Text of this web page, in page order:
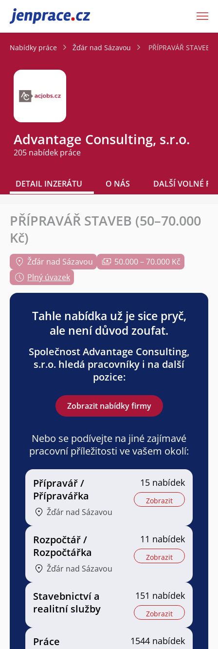
JenPráce.cz
Nabídky práce Žďár nad Sázavou PŘÍPRAVÁŘ STAVEB
Advantage Consulting, s.r.o.
205 nabídek práce
DETAIL INZERÁTU O NÁS DALŠÍ VOLNÉ
PŘÍPRAVÁŘ STAVEB (50–70.000
Kč)
Žďár nad Sázavou
50.000 – 70.000 Kč
Plný úvazek
Tahle nabídka už je sice pryč,
ale není důvod zoufat.
Společnost Advantage Consulting,
s.r.o. hledá pracovníky i na další
pozice:
Zobrazit nabídky firmy
Nebo se podívejte na jiné zajímavé
pracovní příležitosti ve vašem okolí:
Přípravář /
Přípravářka
Žďár nad Sázavou
15 nabídek
Zobrazit
Rozpočtář /
Rozpočtářka
Žďár nad Sázavou
11 nabídek
Zobrazit
Stavebnictví a
realitní služby
151 nabídek
Zobrazit
Práce 1544 nabídek